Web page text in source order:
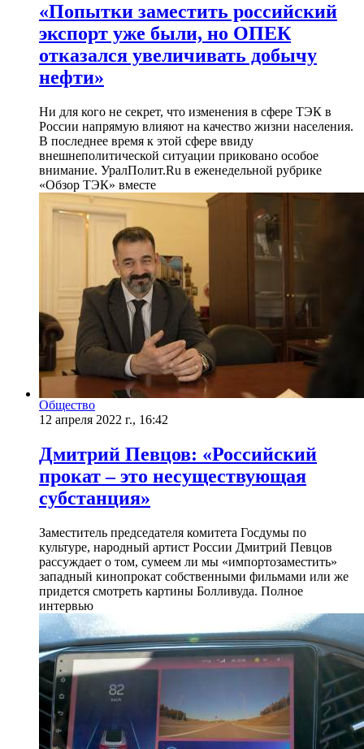
​«Попытки заместить российский
экспорт уже были, но ОПЕК
отказался увеличивать добычу
нефти»
Ни для кого не секрет, что изменения в сфере ТЭК в
России напрямую влияют на качество жизни населения.
В последнее время к этой сфере ввиду
внешнеполитической ситуации приковано особое
внимание. УралПолит.Ru в еженедельной рубрике
«Обзор ТЭК» вместе
Общество
12 апреля 2022 г., 16:42
Дмитрий Певцов: «Российский
прокат – это несуществующая
субстанция»
​Заместитель председателя комитета Госдумы по
культуре, народный артист России Дмитрий Певцов
рассуждает о том, сумеем ли мы «импортозаместить»
западный кинопрокат собственными фильмами или же
придется смотреть картины Болливуда. Полное
интервью